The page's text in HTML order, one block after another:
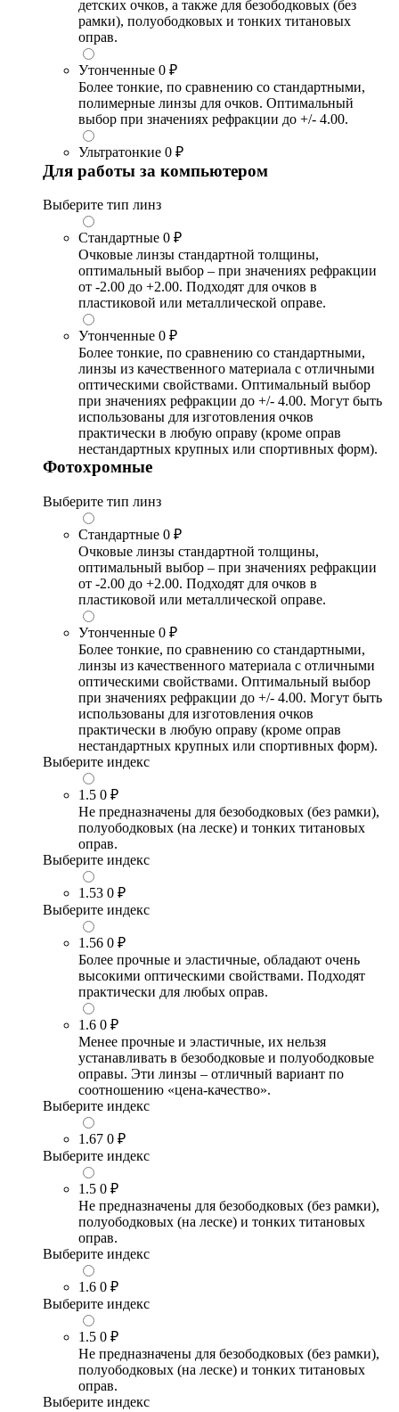
детских очков, а также для безободковых (без
рамки), полуободковых и тонких титановых
оправ.
Утонченные 0 ₽
Более тонкие, по сравнению со стандартными,
полимерные линзы для очков. Оптимальный
выбор при значениях рефракции до +/- 4.00.
Ультратонкие 0 ₽
Для работы за компьютером
Выберите тип линз
Стандартные 0 ₽
Очковые линзы стандартной толщины,
оптимальный выбор – при значениях рефракции
от -2.00 до +2.00. Подходят для очков в
пластиковой или металлической оправе.
Утонченные 0 ₽
Более тонкие, по сравнению со стандартными,
линзы из качественного материала с отличными
оптическими свойствами. Оптимальный выбор
при значениях рефракции до +/- 4.00. Могут быть
использованы для изготовления очков
практически в любую оправу (кроме оправ
нестандартных крупных или спортивных форм).
Фотохромные
Выберите тип линз
Стандартные 0 ₽
Очковые линзы стандартной толщины,
оптимальный выбор – при значениях рефракции
от -2.00 до +2.00. Подходят для очков в
пластиковой или металлической оправе.
Утонченные 0 ₽
Более тонкие, по сравнению со стандартными,
линзы из качественного материала с отличными
оптическими свойствами. Оптимальный выбор
при значениях рефракции до +/- 4.00. Могут быть
использованы для изготовления очков
практически в любую оправу (кроме оправ
нестандартных крупных или спортивных форм).
Выберите индекс
1.5 0 ₽
Не предназначены для безободковых (без рамки),
полуободковых (на леске) и тонких титановых
оправ.
Выберите индекс
1.53 0 ₽
Выберите индекс
1.56 0 ₽
Более прочные и эластичные, обладают очень
высокими оптическими свойствами. Подходят
практически для любых оправ.
1.6 0 ₽
Менее прочные и эластичные, их нельзя
устанавливать в безободковые и полуободковые
оправы. Эти линзы – отличный вариант по
соотношению «цена-качество».
Выберите индекс
1.67 0 ₽
Выберите индекс
1.5 0 ₽
Не предназначены для безободковых (без рамки),
полуободковых (на леске) и тонких титановых
оправ.
Выберите индекс
1.6 0 ₽
Выберите индекс
1.5 0 ₽
Не предназначены для безободковых (без рамки),
полуободковых (на леске) и тонких титановых
оправ.
Выберите индекс